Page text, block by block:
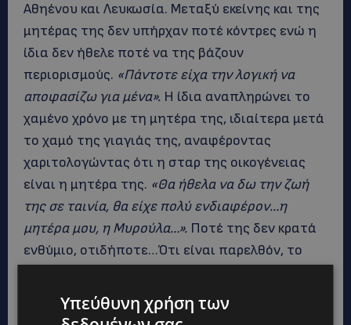
Αθηένου και Λευκωσία. Μεταξύ εκείνης και της
μητέρας της δεν υπήρχαν ποτέ κόντρες ενώ η
ίδια δεν ήθελε ποτέ να της βάζουν
περιορισμούς. «Πάντοτε είχα την λογική να
αποφασίζω για μένα». Η ίδια αναπληρώνει το
χαμένο χρόνο με τη μητέρα της, ιδιαίτερα μετά
το χαμό της γιαγιάς της, αναφέροντας
χαριτολογώντας ότι η σταρ της οικογένειας
είναι η μητέρα της. «Θα ήθελα να δω την ζωή
της σε ταινία, θα είχε πολύ ενδιαφέρον…η
μητέρα μου, η Μυρούλα…». Ποτέ της δεν κρατά
ενθύμιο, οτιδήποτε…Ότι είναι παρελθόν, το
την καλοσύνη του πατέρα της. Νοιώθει ότι η
μητέρα της έχει ξαναγεννηθεί και έχει
Υπεύθυνη χρήση των